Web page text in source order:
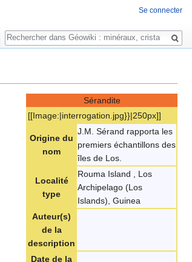
Sérandite
[[Image:|interrogation.jpg}}|250px]]
Origine du
nom
J.M. Sérand rapporta les
premiers échantillons des
îles de Los.
Localité
type
Rouma Island , Los
Archipelago (Los
Islands), Guinea
Auteur(s)
de la
description
Date de la
Se connecter
Rechercher